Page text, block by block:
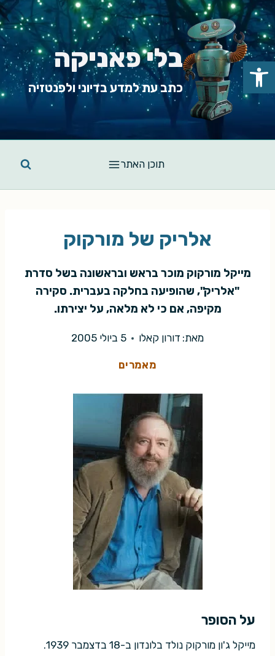
Skip
to
content
בלי פאניקה
כתב עת למדע בדיוני ולפנטזיה
תוכן האתר
אלריק של מורקוק
מייקל מורקוק מוכר בראש ובראשונה בשל סדרת
"אלריק", שהופיעה בחלקה בעברית. סקירה
מקיפה, אם כי לא מלאה, על יצירתו.
מאת: דורון קאלו 5 ביולי 2005
מאמרים
על הסופר
מייקל ג'ון מורקוק נולד בלונדון ב-18 בדצמבר 1939.
פתח סרגל נגישות